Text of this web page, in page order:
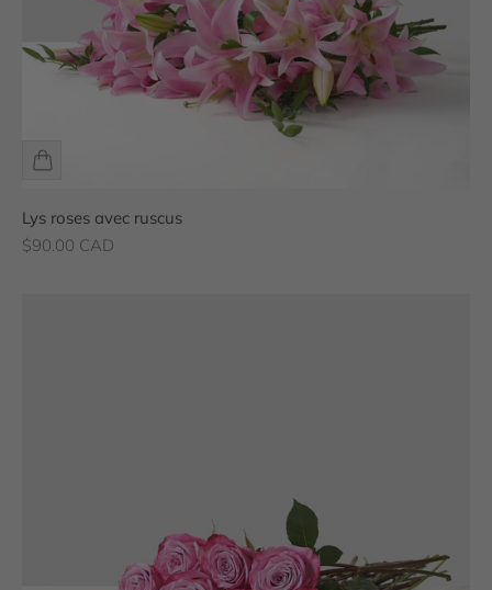
Lys roses avec ruscus
Prix de vente
$90.00 CAD